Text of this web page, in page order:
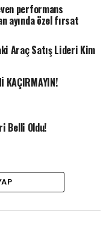
CR-V ve
kapsamında
sunuluyor.
MAYIS KAMPANYA
Kim Oldu?
performans
ayında özel fırsat
Araç Satış Lideri Kim
KAÇIRMAYIN!
Belli Oldu!